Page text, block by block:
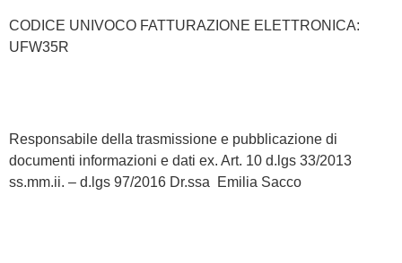
CODICE UNIVOCO FATTURAZIONE ELETTRONICA:
UFW35R
Responsabile della trasmissione e pubblicazione di
documenti informazioni e dati ex. Art. 10 d.lgs 33/2013
ss.mm.ii. – d.lgs 97/2016 Dr.ssa Emilia Sacco